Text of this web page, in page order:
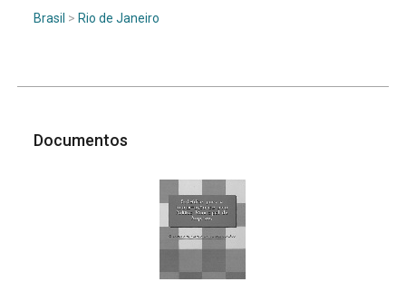
Brasil > Rio de Janeiro
Documentos